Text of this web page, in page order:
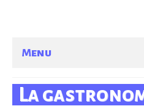
Menu
La